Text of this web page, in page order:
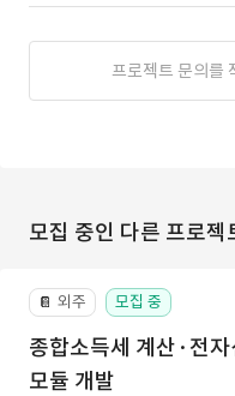
프로젝트 문의를
모집 중인 다른 프로젝
📔 외주 모집 중
종합소득세 계산·전
모듈 개발